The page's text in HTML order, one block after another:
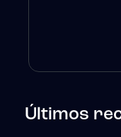
Últimos